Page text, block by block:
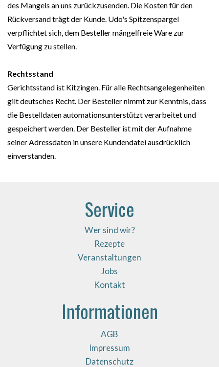
des Mangels an uns zurückzusenden. Die Kosten für den
Rückversand trägt der Kunde. Udo's Spitzenspargel
verpflichtet sich, dem Besteller mängelfreie Ware zur
Verfügung zu stellen.
Rechtsstand
Gerichtsstand ist Kitzingen. Für alle Rechtsangelegenheiten
gilt deutsches Recht. Der Besteller nimmt zur Kenntnis, dass
die Bestelldaten automationsunterstützt verarbeitet und
gespeichert werden. Der Besteller ist mit der Aufnahme
seiner Adressdaten in unsere Kundendatei ausdrücklich
einverstanden.
Wer sind wir?
Rezepte
Veranstaltungen
Jobs
Kontakt
Service
Informationen
AGB
Impressum
Datenschutz